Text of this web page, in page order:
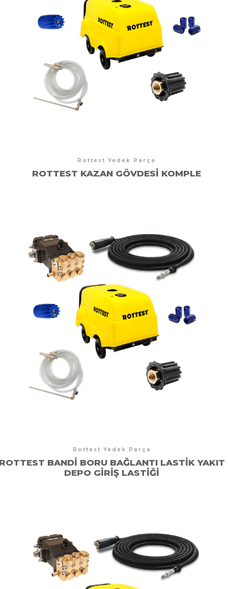
Rottest Yedek Parça
ROTTEST KAZAN GÖVDESI KOMPLE
Rottest Yedek Parça
BANDI BORU BAĞLANTI LASTIK YAKIT
DEPO GIRIŞ LASTIĞI